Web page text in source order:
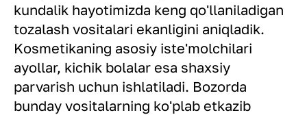
kundalik hayotimizda keng qo'llaniladigan
tozalash vositalari ekanligini aniqladik.
Kosmetikaning asosiy iste'molchilari
ayollar, kichik bolalar esa shaxsiy
parvarish uchun ishlatiladi. Bozorda
bunday vositalarning ko'plab etkazib